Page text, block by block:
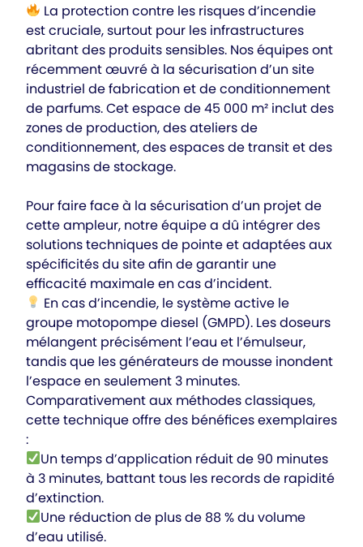
La protection contre les risques d’incendie
est cruciale, surtout pour les infrastructures
abritant des produits sensibles. Nos équipes ont
récemment œuvré à la sécurisation d’un site
industriel de fabrication et de conditionnement
de parfums. Cet espace de 45 000 m² inclut des
zones de production, des ateliers de
conditionnement, des espaces de transit et des
magasins de stockage.
Pour faire face à la sécurisation d’un projet de
cette ampleur, notre équipe a dû intégrer des
solutions techniques de pointe et adaptées aux
spécificités du site afin de garantir une
efficacité maximale en cas d’incident.
En cas d’incendie, le système active le
groupe motopompe diesel (GMPD). Les doseurs
mélangent précisément l’eau et l’émulseur,
tandis que les générateurs de mousse inondent
l’espace en seulement 3 minutes.
Comparativement aux méthodes classiques,
cette technique offre des bénéfices exemplaires
:
Un temps d’application réduit de 90 minutes
à 3 minutes, battant tous les records de rapidité
d’extinction.
Une réduction de plus de 88 % du volume
d’eau utilisé.